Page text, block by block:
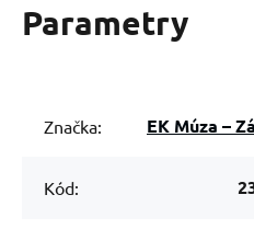
Parametry
Značka: EK
Kód: